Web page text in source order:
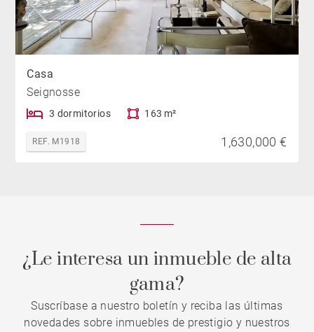
Casa
Seignosse
3 dormitorios 163 m²
REF. M1918 1,630,000 €
¿Le interesa un inmueble de alta
gama?
Suscríbase a nuestro boletín y reciba las últimas
novedades sobre inmuebles de prestigio y nuestros